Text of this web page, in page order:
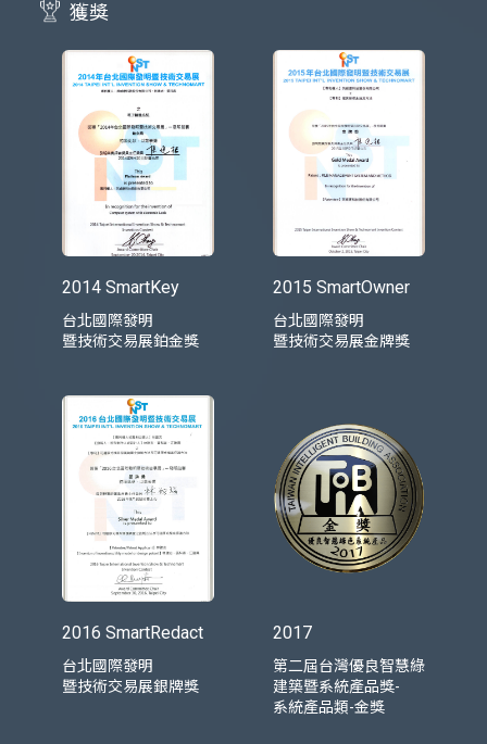
獲獎
2014 SmartKey
台北國際發明
暨技術交易展鉑金獎
2015 SmartOwner
台北國際發明
暨技術交易展金牌獎
2016 SmartRedact
台北國際發明
暨技術交易展銀牌獎
2017
第二屆台灣優良智慧綠
建築暨系統產品獎-
系統產品類-金獎